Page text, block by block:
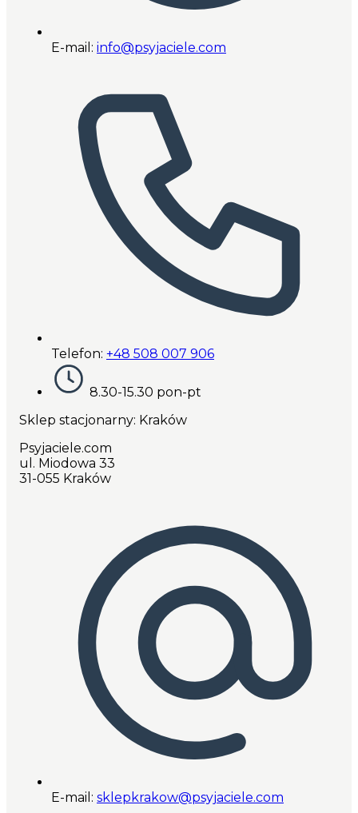
E-mail: info@psyjaciele.com
Telefon: +48 508 007 906
8.30-15.30 pon-pt
Sklep stacjonarny: Kraków
Psyjaciele.com
ul. Miodowa 33
31-055 Kraków
E-mail: sklepkrakow@psyjaciele.com